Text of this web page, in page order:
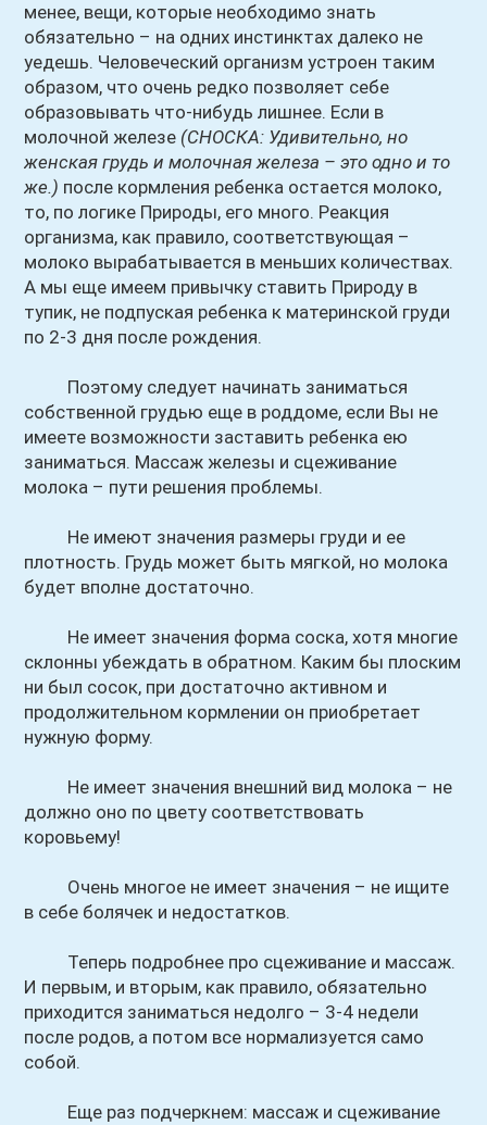
менее, вещи, которые необходимо знать
обязательно – на одних инстинктах далеко не
уедешь. Человеческий организм устроен таким
образом, что очень редко позволяет себе
образовывать что-нибудь лишнее. Если в
молочной железе (СНОСКА: Удивительно, но
женская грудь и молочная железа – это одно и то
же.) после кормления ребенка остается молоко,
то, по логике Природы, его много. Реакция
организма, как правило, соответствующая –
молоко вырабатывается в меньших количествах.
А мы еще имеем привычку ставить Природу в
тупик, не подпуская ребенка к материнской груди
по 2-3 дня после рождения.
Поэтому следует начинать заниматься
собственной грудью еще в роддоме, если Вы не
имеете возможности заставить ребенка ею
заниматься. Массаж железы и сцеживание
молока – пути решения проблемы.
Не имеют значения размеры груди и ее
плотность. Грудь может быть мягкой, но молока
будет вполне достаточно.
Не имеет значения форма соска, хотя многие
склонны убеждать в обратном. Каким бы плоским
ни был сосок, при достаточно активном и
продолжительном кормлении он приобретает
нужную форму.
Не имеет значения внешний вид молока – не
должно оно по цвету соответствовать
коровьему!
Очень многое не имеет значения – не ищите
в себе болячек и недостатков.
Теперь подробнее про сцеживание и массаж.
И первым, и вторым, как правило, обязательно
приходится заниматься недолго – 3-4 недели
после родов, а потом все нормализуется само
собой.
Еще раз подчеркнем: массаж и сцеживание